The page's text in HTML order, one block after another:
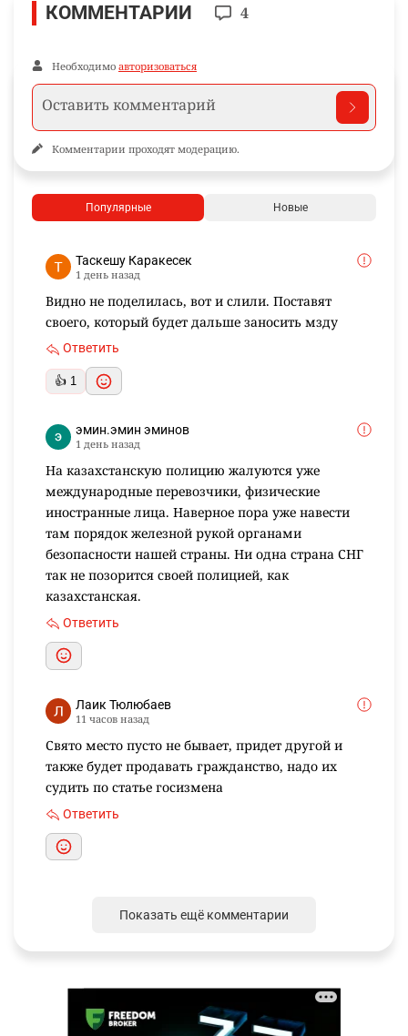
КОММЕНТАРИИ 4
Необходимо авторизоваться
Комментарии проходят модерацию.
Популярные Новые
Таскешу Каракесек
1 день назад
Видно не поделилась, вот и слили. Поставят
своего, который будет дальше заносить мзду
Ответить
👍 1
эмин.эмин эминов
1 день назад
На казахстанскую полицию жалуются уже
международные перевозчики, физические
иностранные лица. Наверное пора уже навести
там порядок железной рукой органами
безопасности нашей страны. Ни одна страна СНГ
так не позорится своей полицией, как
казахстанская.
Ответить
Лаик Тюлюбаев
11 часов назад
Свято место пусто не бывает, придет другой и
также будет продавать гражданство, надо их
судить по статье госизмена
Ответить
Показать ещё комментарии